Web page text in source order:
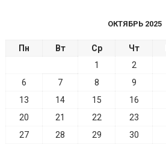
ОКТЯБРЬ 2025
Пн Вт Ср Чт
1
2
6
7 8 9
13
14 15 16
20
21 22 23
27
28 29 30